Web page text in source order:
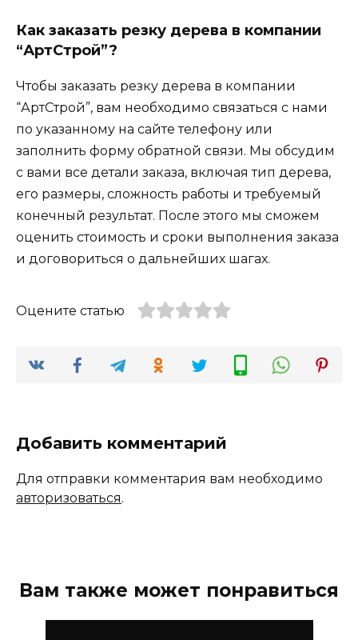
Как заказать резку дерева в компании
“АртСтрой”?
Чтобы заказать резку дерева в компании
“АртСтрой”, вам необходимо связаться с нами
по указанному на сайте телефону или
заполнить форму обратной связи. Мы обсудим
с вами все детали заказа, включая тип дерева,
его размеры, сложность работы и требуемый
конечный результат. После этого мы сможем
оценить стоимость и сроки выполнения заказа
и договориться о дальнейших шагах.
Оцените статью
Добавить комментарий
Для отправки комментария вам необходимо
авторизоваться.
Вам также может понравиться